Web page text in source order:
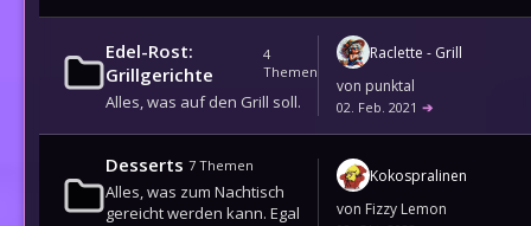
Edel-Rost:
Grillgerichte
4
Themen
Alles, was auf den Grill soll.
Raclette - Grill
von punktal
02. Feb. 2021 ➔
Desserts 7 Themen
Alles, was zum Nachtisch
gereicht werden kann. Egal
Kokospralinen
von Fizzy Lemon